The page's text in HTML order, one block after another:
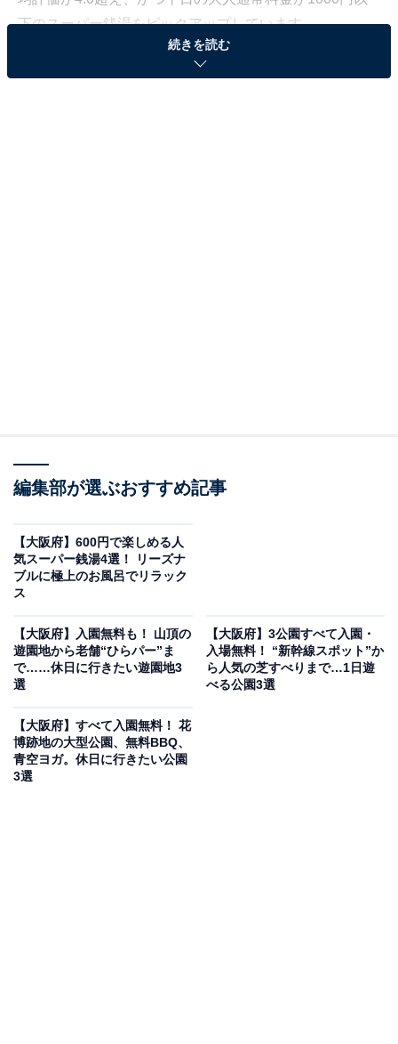
下のスーパー銭湯をピックアップしています
画像はイメージです
全館軟水使用の天然温泉施設で、日替わり制の浴室には
「炭酸風呂・塩サウナ」と「チムジルバン・オンドル」
の2タイプが交互に楽しめます。ゴルフ場に隣接した立
地で、食事処も完備しています。午前中は割引タイムが
続きを読む
編集部が選ぶおすすめ記事
【大阪府】600円で楽しめる人
気スーパー銭湯4選！ リーズナ
ブルに極上のお風呂でリラック
ス
【大阪府】入園無料も！ 山頂の
遊園地から老舗“ひらパー”ま
で……休日に行きたい遊園地3
選
【大阪府】3公園すべて入園・
入場無料！ “新幹線スポット”か
ら人気の芝すべりまで…1日遊
べる公園3選
【大阪府】すべて入園無料！ 花
博跡地の大型公園、無料BBQ、
青空ヨガ。休日に行きたい公園
3選